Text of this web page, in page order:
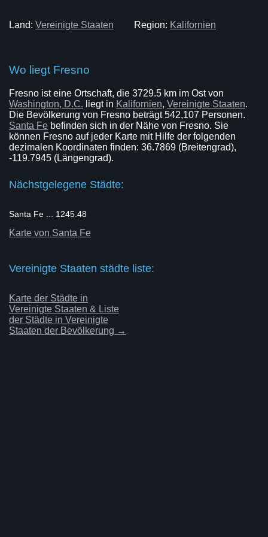
Land: Vereinigte Staaten Region: Kalifornien
Wo liegt Fresno
Fresno ist eine Ortschaft, die 3729.5 km im Ost von
Washington, D.C. liegt in Kalifornien, Vereinigte Staaten.
Die Bevölkerung von Fresno beträgt 542,107 Personen.
Santa Fe befinden sich in der Nähe von Fresno. Sie
können Fresno auf jeder Karte mit Hilfe der folgenden
dezimalen Koordinaten finden: 36.7869 (Breitengrad),
-119.7945 (Längengrad).
Nächstgelegene Städte:
Santa Fe ... 1245.48
Karte von Santa Fe
Vereinigte Staaten städte liste:
Karte der Städte in
Vereinigte Staaten & Liste
der Städte in Vereinigte
Staaten der Bevölkerung →